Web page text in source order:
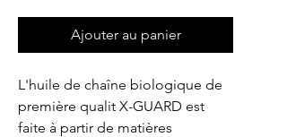
Ajouter au panier
L'huile de chaîne biologique de
première qualit X-GUARD est
faite à partir de matières